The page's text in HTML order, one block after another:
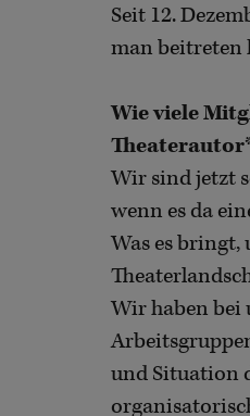
Seit 12.
man beitreten
Wie viele
Wir sind jetzt
wenn es da
Was es
Wir haben bei
und Situation